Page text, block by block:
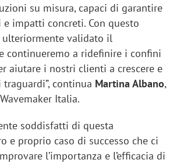
su misura, capaci di garantire
impatti concreti. Con questo
validato il
continueremo a ridefinire i confini
aiutare i nostri clienti a crescere e
continua Martina Albano,
Italia.
soddisfatti di questa
e proprio caso di successo che ci
l’importanza e l’efficacia di